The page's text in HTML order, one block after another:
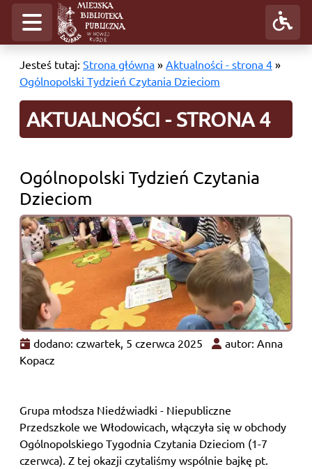
Jesteś tutaj: Strona główna » Aktualności - strona 4 »
Ogólnopolski Tydzień Czytania Dzieciom
AKTUALNOŚCI - STRONA 4
Ogólnopolski Tydzień Czytania
Dzieciom
dodano: czwartek, 5 czerwca 2025
autor: Anna
Kopacz
Grupa młodsza Niedźwiadki - Niepubliczne
Przedszkole we Włodowicach, włączyła się w obchody
Ogólnopolskiego Tygodnia Czytania Dzieciom (1-7
czerwca). Z tej okazji czytaliśmy wspólnie bajkę pt.